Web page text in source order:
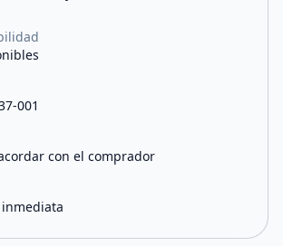
001
con el comprador